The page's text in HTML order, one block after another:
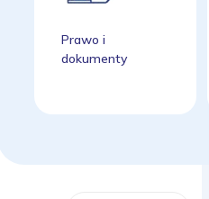
Prawo i
dokumenty